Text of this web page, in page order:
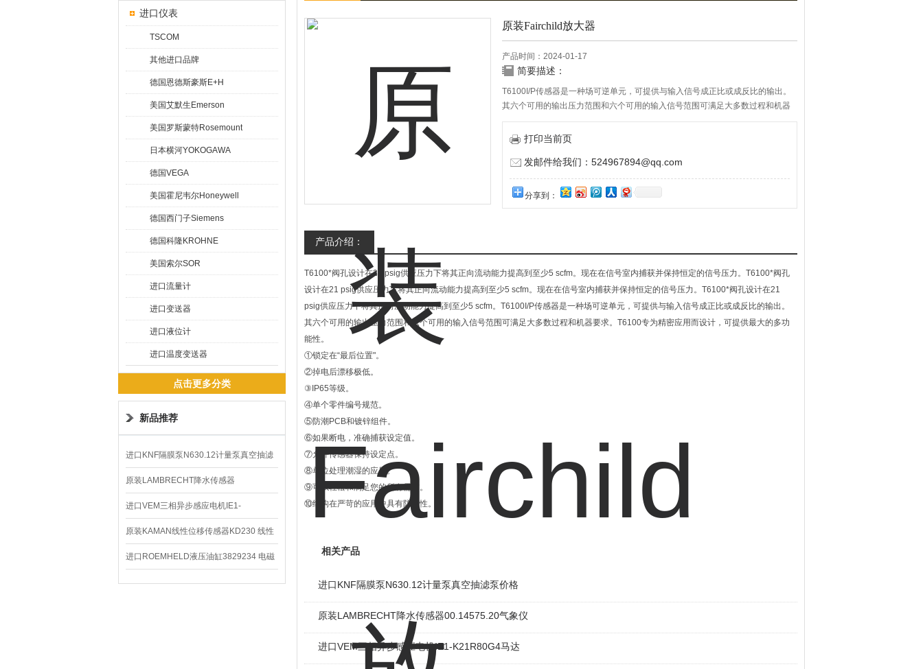
进口仪表
TSCOM
其他进口品牌
德国恩德斯豪斯E+H
美国艾默生Emerson
美国罗斯蒙特Rosemount
日本横河YOKOGAWA
德国VEGA
美国霍尼韦尔Honeywell
德国西门子Siemens
德国科隆KROHNE
美国索尔SOR
进口流量计
进口变送器
进口液位计
进口温度变送器
点击更多分类
新品推荐
进口KNF隔膜泵N630.12计量泵真空抽滤
泵价格
原装LAMBRECHT降水传感器
00.14575.20气象仪
进口VEM三相异步感应电机IE1-
K21R80G4马达
原装KAMAN线性位移传感器KD230 线性
编码器
进口ROEMHELD液压油缸3829234 电磁
阀定位器
原装Fairchild放大器
产品时间：2024-01-17
简要描述：
T6100I/P传感器是一种场可逆单元，可提供与输入信号成正比或成反比的输出。
其六个可用的输出压力范围和六个可用的输入信号范围可满足大多数过程和机器
要求。
打印当前页
发邮件给我们：524967894@qq.com
分享到：
产品介绍：
T6100*阀孔设计在21 psig供应压力下将其正向流动能力提高到至少5 scfm。现在在信号室内捕获并保持恒定的信号压力。T6100*阀孔
设计在21 psig供应压力下将其正向流动能力提高到至少5 scfm。现在在信号室内捕获并保持恒定的信号压力。T6100*阀孔设计在21
psig供应压力下将其正向流动能力提高到至少5 scfm。T6100I/P传感器是一种场可逆单元，可提供与输入信号成正比或成反比的输出。
其六个可用的输出压力范围和六个可用的输入信号范围可满足大多数过程和机器要求。T6100专为精密应用而设计，可提供最大的多功
能性。
①锁定在“最后位置"。
②掉电后漂移极低。
③IP65等级。
④单个零件编号规范。
⑤防潮PCB和镀锌组件。
⑥如果断电，准确捕获设定值。
⑦允许传感器保持设定点。
⑧单位处理潮湿的应用。
⑨可以轻松和满足您的所有需求。
⑩结构在严苛的应用中具有防潮性。
相关产品
进口KNF隔膜泵N630.12计量泵真空抽滤泵价格
原装LAMBRECHT降水传感器00.14575.20气象仪
进口VEM三相异步感应电机IE1-K21R80G4马达